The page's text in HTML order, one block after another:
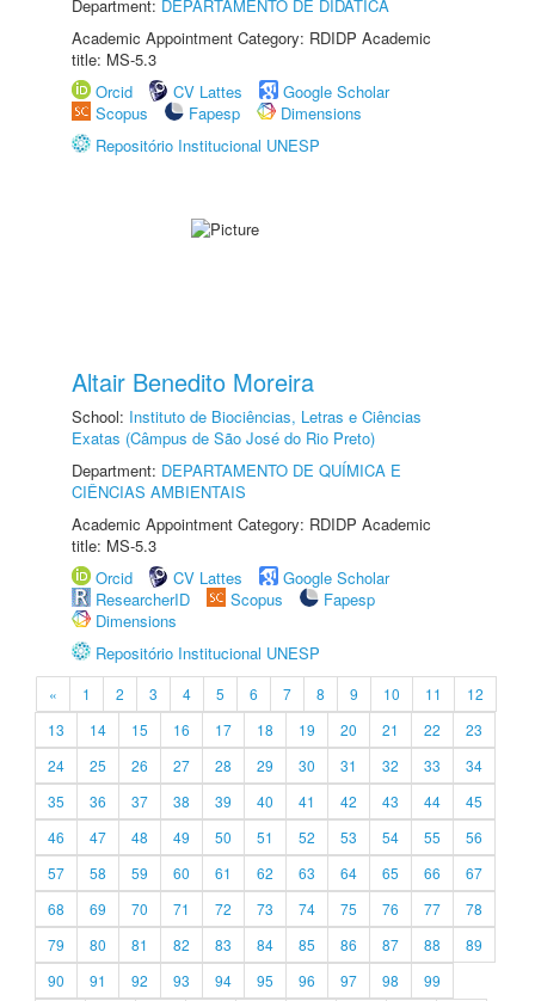
Department: DEPARTAMENTO DE DIDÁTICA
Academic Appointment Category: RDIDP Academic
title: MS-5.3
Orcid
CV Lattes
Google Scholar
Scopus
Fapesp
Dimensions
Repositório Institucional UNESP
Altair Benedito Moreira
School: Instituto de Biociências, Letras e Ciências
Exatas (Câmpus de São José do Rio Preto)
Department: DEPARTAMENTO DE QUÍMICA E
CIÊNCIAS AMBIENTAIS
Academic Appointment Category: RDIDP Academic
title: MS-5.3
Orcid
CV Lattes
Google Scholar
ResearcherID
Scopus
Fapesp
Dimensions
Repositório Institucional UNESP
« 1 2 3 4 5 6 7 8 9 10 11
12
13
14 15 16 17 18 19 20 21 22
23
24
25 26 27 28 29 30 31 32 33
34
35
36 37 38 39 40 41 42 43 44
45
46
47 48 49 50 51 52 53 54 55
56
57
58 59 60 61 62 63 64 65 66
67
68
69 70 71 72 73 74 75 76 77
78
79
80 81 82 83 84 85 86 87 88
89
90
91 92 93 94 95 96 97 98
99